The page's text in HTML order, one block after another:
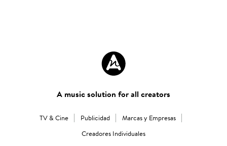
A music solution for all creators
TV & Cine Publicidad
Marcas y Empresas
Creadores Individuales